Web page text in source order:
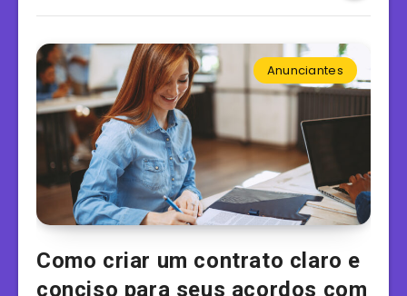
Anunciantes
Como criar um contrato claro e
conciso para seus acordos com